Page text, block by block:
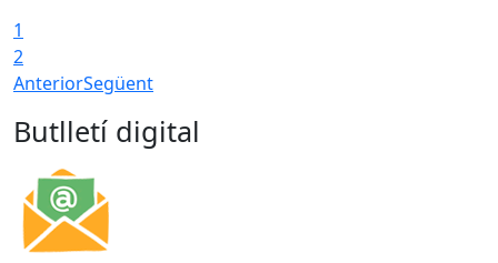
1
2
AnteriorSegüent
Butlletí digital